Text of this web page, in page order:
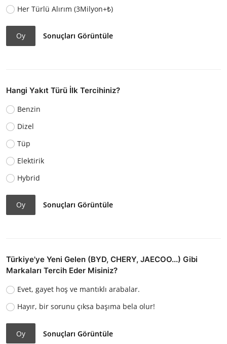
Her Türlü Alırım (3Milyon+₺)
Oy Sonuçları Görüntüle
Hangi Yakıt Türü İlk Tercihiniz?
Benzin
Dizel
Tüp
Elektirik
Hybrid
Oy Sonuçları Görüntüle
Türkiye'ye Yeni Gelen (BYD, CHERY, JAECOO...) Gibi
Markaları Tercih Eder Misiniz?
Evet, gayet hoş ve mantıklı arabalar.
Hayır, bir sorunu çıksa başıma bela olur!
Oy Sonuçları Görüntüle